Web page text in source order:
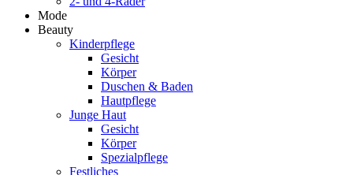
Mode
Beauty
Kinderpflege
Gesicht
Körper
Duschen & Baden
Hautpflege
Junge Haut
Gesicht
Körper
Spezialpflege
Festliches